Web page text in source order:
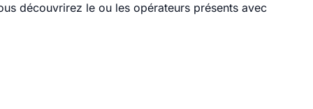
découvrirez le ou les opérateurs présents avec